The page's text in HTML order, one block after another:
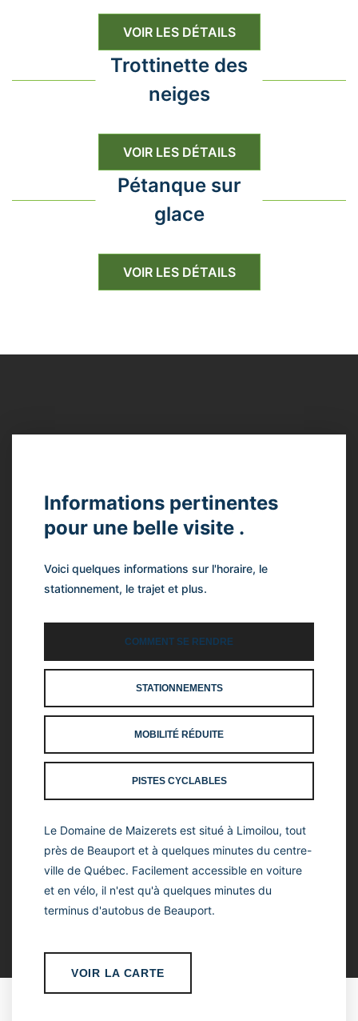
VOIR LES DÉTAILS
Trottinette des
neiges
VOIR LES DÉTAILS
Pétanque sur
glace
VOIR LES DÉTAILS
Informations pertinentes
pour une belle visite .
Voici quelques informations sur l'horaire, le
stationnement, le trajet et plus.
COMMENT SE RENDRE
STATIONNEMENTS
MOBILITÉ RÉDUITE
PISTES CYCLABLES
Le Domaine de Maizerets est situé à Limoilou, tout
près de Beauport et à quelques minutes du centre-
ville de Québec. Facilement accessible en voiture
et en vélo, il n'est qu'à quelques minutes du
terminus d'autobus de Beauport.
VOIR LA CARTE